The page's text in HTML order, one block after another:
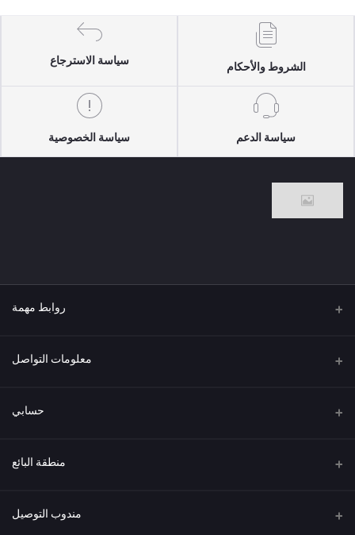
الشروط والأحكام
سياسة الاسترجاع
سياسة الدعم سياسة الخصوصية
روابط مهمة
من نحن معلومات التواصل
العنوان حسابي
تسجيل الدخول
قائمة الرغبات
منطقة البائع
كن بائعًا مندوب التوصيل